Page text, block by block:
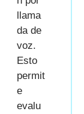
llama
da de
voz.
Esto
permit
e
evalu